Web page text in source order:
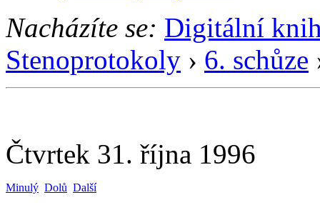
Nacházíte se: Digitální
Stenoprotokoly › 6. schůze
Čtvrtek 31. října 1996
Minulý Dolů Další